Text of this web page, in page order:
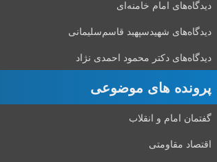
دیدگاه‌های امام خامنه‌ای
دیدگاه‌های شهید‌سپهبد قاسم‌سلیمانی
دیدگاه‌های دکتر محمود احمدی نژاد
پرونده های موضوعی
گفتمان امام و انقلاب
اقتصاد مقاومتی